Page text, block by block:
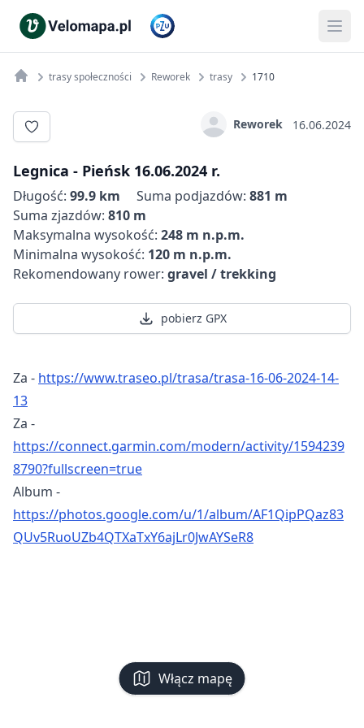
Włącz mapę
trasy społeczności Reworek trasy 1710
Reworek 16.06.2024
Legnica - Pieńsk 16.06.2024 r.
Długość: 99.9 km Suma podjazdów: 881 m
Suma zjazdów: 810 m
Maksymalna wysokość: 248 m n.p.m.
Minimalna wysokość: 120 m n.p.m.
Rekomendowany rower: gravel / trekking
pobierz GPX
Za - https://www.traseo.pl/trasa/trasa-16-06-2024-14-
13
Za -
https://connect.garmin.com/modern/activity/1594239
8790?fullscreen=true
Album -
https://photos.google.com/u/1/album/AF1QipPQaz83
QUv5RuoUZb4QTXaTxY6ajLr0JwAYSeR8